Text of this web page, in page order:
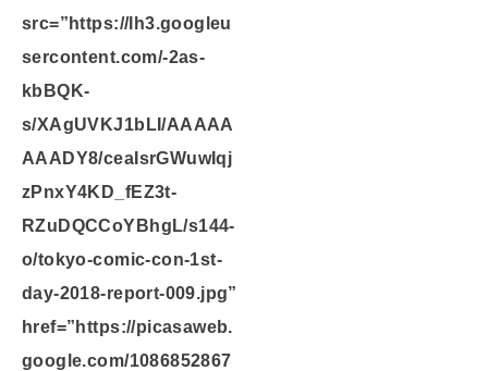
src=”https://lh3.googleu
sercontent.com/-2as-
kbBQK-
s/XAgUVKJ1bLI/AAAAA
AAADY8/ceaIsrGWuwIqj
zPnxY4KD_fEZ3t-
RZuDQCCoYBhgL/s144-
o/tokyo-comic-con-1st-
day-2018-report-009.jpg”
href=”https://picasaweb.
google.com/1086852867